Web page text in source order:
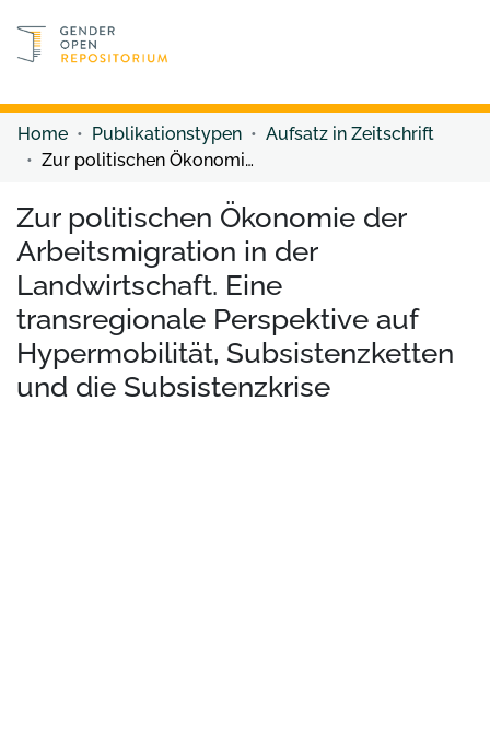
Discover content
Home Publikationstypen
Aufsatz in Zeitschrift
Zur politischen Ökonomie der Arbeitsmigration in der Landwirtschaft. Eine transregionale Perspektive auf Hypermobilität, Subsistenzketten und die Subsistenzkrise
Zur politischen Ökonomie der
Arbeitsmigration in der
Landwirtschaft. Eine
transregionale Perspektive auf
Hypermobilität, Subsistenzketten
und die Subsistenzkrise